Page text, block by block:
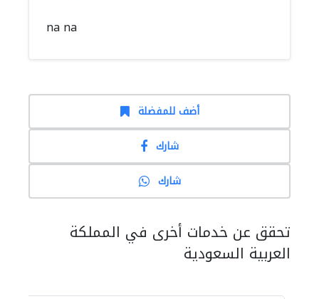
na na
أضف للمفضلة
شارك
شارك
تحقق عن خدمات أخرى في المملكة
العربية السعودية